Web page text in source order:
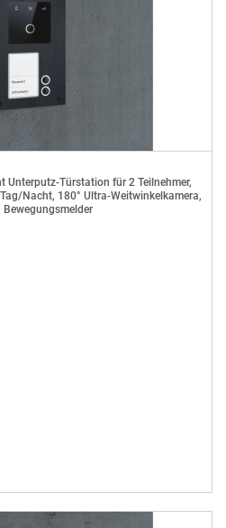
Unterputz-Türstation für 2 Teilnehmer,
Nacht, 180° Ultra-Weitwinkelkamera,
Bewegungsmelder